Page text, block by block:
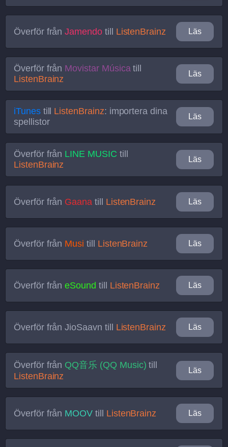
Överför frånJamendotill ListenBrainz Läs
Överför från Movistar Músicatill
ListenBrainz
Läs
iTunestill ListenBrainz: importera dina
spellistor
Läs
Överför från LINE MUSIC till
ListenBrainz
Läs
Överför från Gaana till ListenBrainz Läs
Överför från Musi till ListenBrainz Läs
Överför fråneSound till ListenBrainz Läs
Överför frånJioSaavn till ListenBrainz Läs
Överför från QQ音乐 (QQ Music) till
ListenBrainz
Läs
Överför från MOOV till ListenBrainz Läs